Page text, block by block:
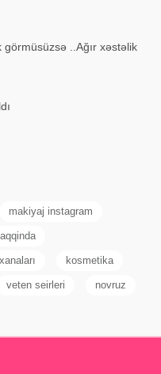
..Ağır xəstəlik
makiyaj instagram
kosmetika
veten seirleri novruz